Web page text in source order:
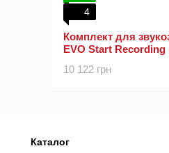
4
Комплект для
EVO Start Recording
10 122 грн
Каталог